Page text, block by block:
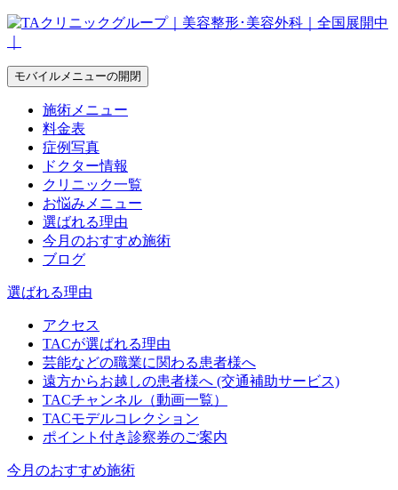
モバイルメニューの開閉
施術メニュー
料金表
症例写真
ドクター情報
クリニック一覧
お悩みメニュー
選ばれる理由
今月のおすすめ施術
ブログ
選ばれる理由
アクセス
TACが選ばれる理由
芸能などの職業に関わる患者様へ
遠方からお越しの患者様へ (交通補助サービス)
TACチャンネル（動画一覧）
TACモデルコレクション
ポイント付き診察券のご案内
今月のおすすめ施術